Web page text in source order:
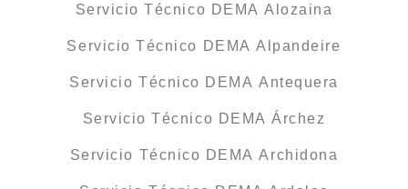
Servicio Técnico DEMA Alozaina
Servicio Técnico DEMA Alpandeire
Servicio Técnico DEMA Antequera
Servicio Técnico DEMA Árchez
Servicio Técnico DEMA Archidona